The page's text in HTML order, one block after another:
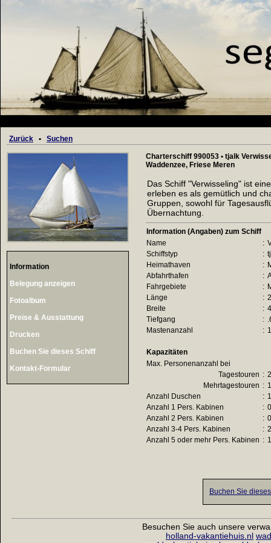
Zurück • Suchen
Information
Belegung anzeigen
Fotoalbum
Preise & Ausstattung
Drucken
Buchen Sie dieses Schiff
Kontakt-Formular
Charterschiff 990053 • tjalk
Waddenzee, Friese Meren
Das Schiff "Verwisseling" ist
erleben es als gemütlich und
Gruppen, sowohl für
Übernachtung.
Information (Angaben) zum Schiff
Name
:
Schiffstyp
:
Heimathaven
:
Abfahrthafen
:
Fahrgebiete
:
Länge
:
Breite
:
Tiefgang
:
Mastenanzahl
: 1
Kapazitäten
Max. Personenanzahl bei
Tagestouren :
Mehrtagestouren :
Anzahl Duschen
: 1
Anzahl 1 Pers. Kabinen
: 0
Anzahl 2 Pers. Kabinen
: 0
Anzahl 3-4 Pers. Kabinen
: 2
Anzahl 5 oder mehr Pers. Kabinen : 1
Buchen Sie
Besuchen Sie auch unsere
holland-vakantiehuis.nl